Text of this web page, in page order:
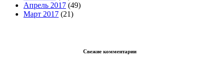
Апрель 2017 (49)
Март 2017 (21)
Свежие комментарии